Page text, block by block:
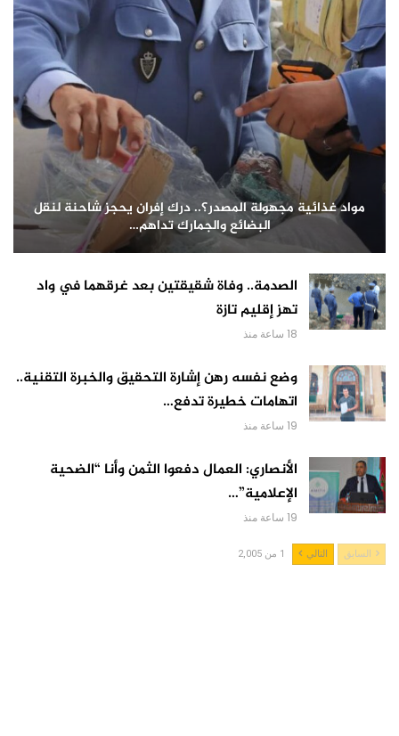
مواد غذائية مجهولة المصدر؟.. درك إفران يحجز شاحنة لنقل
البضائع والجمارك تداهم…
الصدمة.. وفاة شقيقتين بعد غرقهما في واد
تهز إقليم تازة
18 ساعة منذ
وضع نفسه رهن إشارة التحقيق والخبرة التقنية..
اتهامات خطيرة تدفع…
19 ساعة منذ
الأنصاري: العمال دفعوا الثمن وأنا “الضحية
الإعلامية”…
19 ساعة منذ
السابق التالي 1 من 2,005